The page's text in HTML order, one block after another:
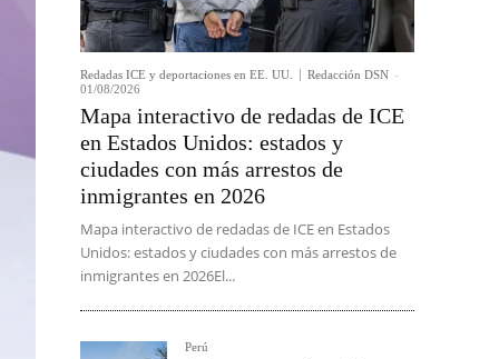
Redadas ICE y deportaciones en EE. UU. Redacción DSN -
01/08/2026
Mapa interactivo de redadas de ICE
en Estados Unidos: estados y
ciudades con más arrestos de
inmigrantes en 2026
Mapa interactivo de redadas de ICE en Estados
Unidos: estados y ciudades con más arrestos de
inmigrantes en 2026El...
Perú